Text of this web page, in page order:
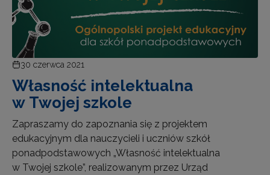
30 czerwca 2021
Własność intelektualna
w Twojej szkole
Zapraszamy do zapoznania się z projektem
edukacyjnym dla nauczycieli i uczniów szkół
ponadpodstawowych „Własność intelektualna
w Twojej szkole”, realizowanym przez Urząd